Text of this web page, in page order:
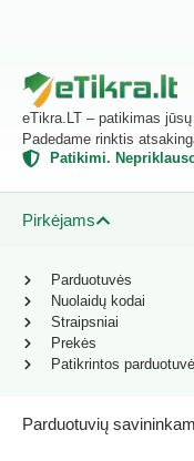
eTikra.LT – patikimas
Padedame rinktis
Patikimi.
Pirkėjams
Parduotuvių
Parduotuvės
Nuolaidų kodai
Straipsniai
Prekės
Patikrintos